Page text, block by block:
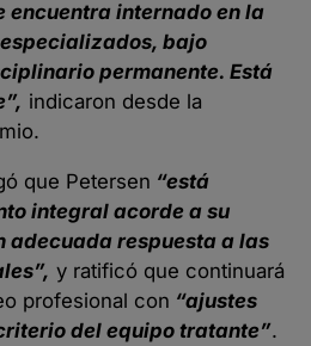
encuentra internado en la
bajo
permanente. Está
indicaron desde la
que Petersen “está
integral acorde a su
adecuada respuesta a las
y ratificó que continuará
profesional con “ajustes
del equipo tratante”.